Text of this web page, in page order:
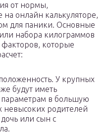
от нормы,
онлайн калькуляторе,
для паники. Основные
набора килограммов
факторов, которые
У крупных
будут иметь
в большую
невысоких родителей
или сын с